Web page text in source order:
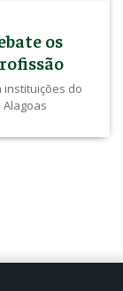
os
do
Alagoas